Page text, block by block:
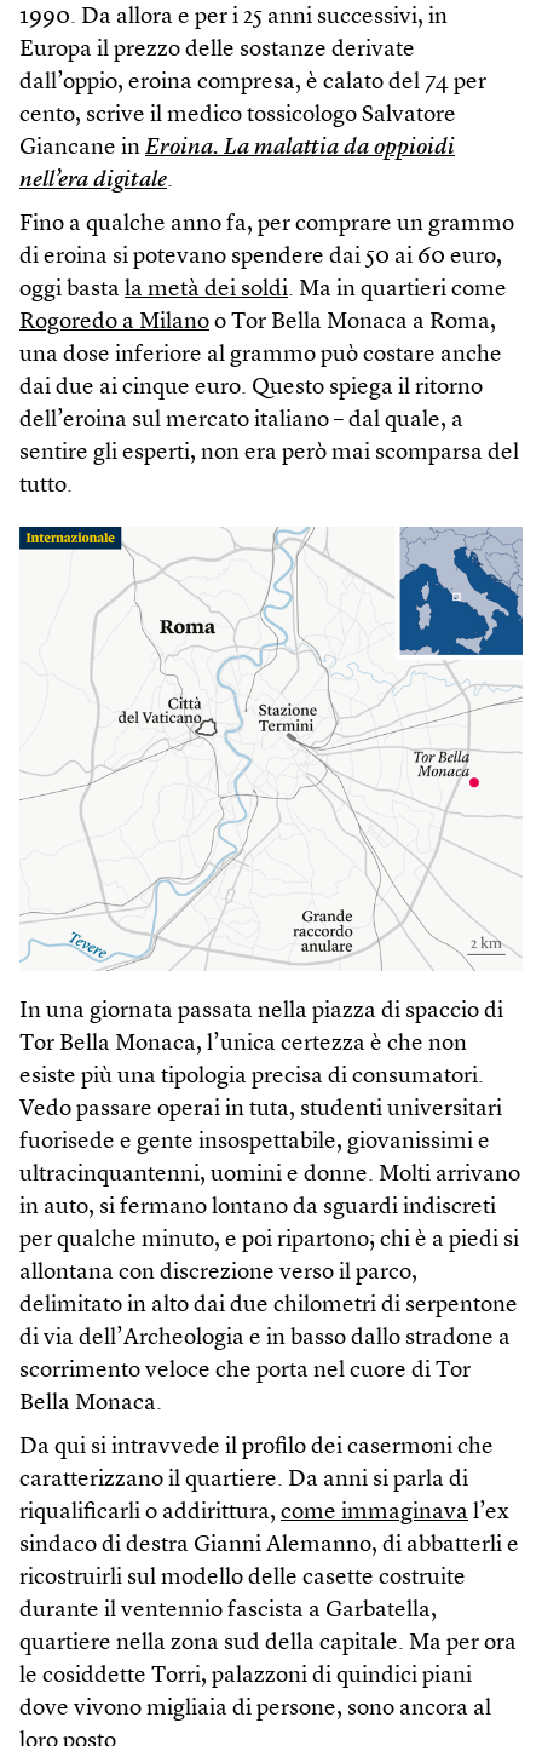
1990. Da allora e per i 25 anni successivi, in
Europa il prezzo delle sostanze derivate
dall’oppio, eroina compresa, è calato del 74 per
cento, scrive il medico tossicologo Salvatore
Giancane in Eroina. La malattia da oppioidi
nell’era digitale.
Fino a qualche anno fa, per comprare un grammo
di eroina si potevano spendere dai 50 ai 60 euro,
oggi basta la metà dei soldi. Ma in quartieri come
Rogoredo a Milano o Tor Bella Monaca a Roma,
una dose inferiore al grammo può costare anche
dai due ai cinque euro. Questo spiega il ritorno
dell’eroina sul mercato italiano – dal quale, a
sentire gli esperti, non era però mai scomparsa del
tutto.
In una giornata passata nella piazza di spaccio di
Tor Bella Monaca, l’unica certezza è che non
esiste più una tipologia precisa di consumatori.
Vedo passare operai in tuta, studenti universitari
fuorisede e gente insospettabile, giovanissimi e
ultracinquantenni, uomini e donne. Molti arrivano
in auto, si fermano lontano da sguardi indiscreti
per qualche minuto, e poi ripartono; chi è a piedi si
allontana con discrezione verso il parco,
delimitato in alto dai due chilometri di serpentone
di via dell’Archeologia e in basso dallo stradone a
scorrimento veloce che porta nel cuore di Tor
Bella Monaca.
Da qui si intravvede il profilo dei casermoni che
caratterizzano il quartiere. Da anni si parla di
riqualificarli o addirittura, come immaginava l’ex
sindaco di destra Gianni Alemanno, di abbatterli e
ricostruirli sul modello delle casette costruite
durante il ventennio fascista a Garbatella,
quartiere nella zona sud della capitale. Ma per ora
le cosiddette Torri, palazzoni di quindici piani
dove vivono migliaia di persone, sono ancora al